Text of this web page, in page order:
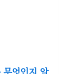
엇인지 알